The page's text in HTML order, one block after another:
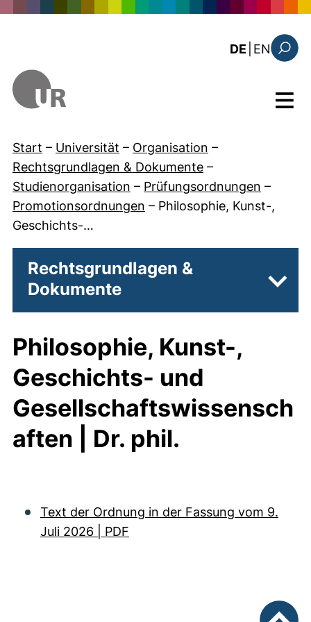
DE EN: the
Menü
Start – Universität – Organisation –
Rechtsgrundlagen & Dokumente –
Studienorganisation – Prüfungsordnungen –
Promotionsordnungen – Philosophie, Kunst-,
Geschichts-…
Rechtsgrundlagen &
Dokumente
Philosophie, Kunst-,
Geschichts- und
Gesellschaftswissensch
aften | Dr. phil.
Text der Ordnung in der Fassung vom 9.
Juli 2026 | PDF